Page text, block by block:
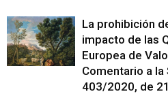
La prohibición
impacto de las
Europea de
Comentario a la
403/2020, de